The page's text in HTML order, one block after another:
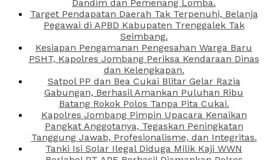
Dandim dan Pemenang Lomba.
Target Pendapatan Daerah Tak Terpenuhi, Belanja
Pegawai di APBD Kabupaten Trenggalek Tak
Seimbang.
Kesiapan Pengamanan Pengesahan Warga Baru
PSHT, Kapolres Jombang Periksa Kendaraan Dinas
dan Kelengkapan.
Satpol PP dan Bea Cukai Blitar Gelar Razia
Gabungan, Berhasil Amankan Puluhan Ribu
Batang Rokok Polos Tanpa Pita Cukai.
Kapolres Jombang Pimpin Upacara Kenaikan
Pangkat Anggotanya, Tegaskan Peningkatan
Tanggung Jawab, Profesionalisme, dan Integritas.
Tanki Isi Solar Ilegal Diduga Milik Kaji WWN